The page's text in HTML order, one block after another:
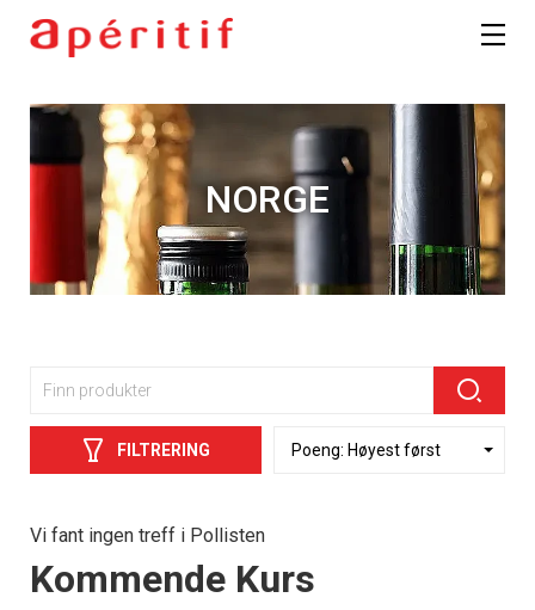
NORGE
FILTRERING
Vi fant ingen treff i Pollisten
Events
Kommende Kurs